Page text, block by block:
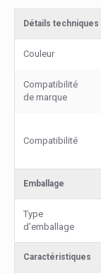
Détails techniques
Couleur
Compatibilité
de marque
Compatibilité
Emballage
Type
d'emballage
Caractéristiques